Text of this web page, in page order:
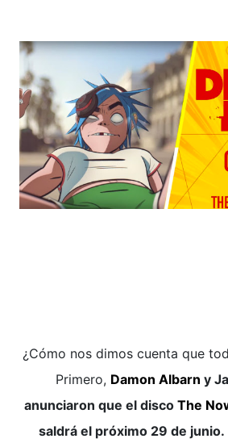
¿Cómo nos dimos cuenta que
Primero, Damon Albarn y
anunciaron que el disco The
saldrá el próximo 29 de junio.